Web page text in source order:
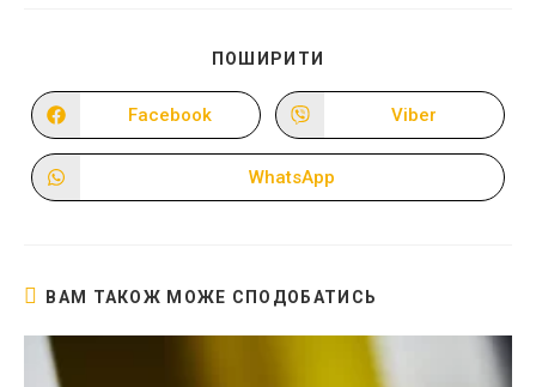
ПОШИРИТИ
ВМІСТОМ
Відкрити
в
новому
Facebook
Відкрити
в
новому
Viber
Відкрити
в
WhatsApp
ВАМ ТАКОЖ МОЖЕ СПОДОБАТИСЬ